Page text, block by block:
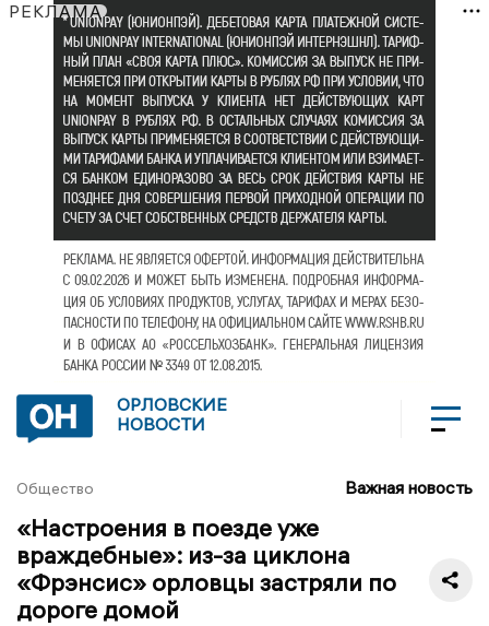
РЕКЛАМА
ОРЛОВСКИЕ
НОВОСТИ
Общество Важная новость
«Настроения в поезде уже
враждебные»: из-за циклона
«Фрэнсис» орловцы застряли по
дороге домой